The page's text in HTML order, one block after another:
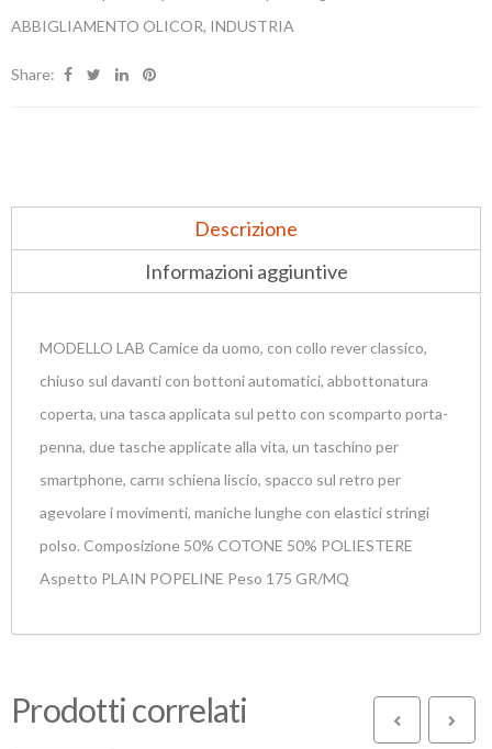
ABBIGLIAMENTO OLICOR, INDUSTRIA
Share:
Descrizione
Informazioni aggiuntive
MODELLO LAB Camice da uomo, con collo rever classico,
chiuso sul davanti con bottoni automatici, abbottonatura
coperta, una tasca applicata sul petto con scomparto porta-
penna, due tasche applicate alla vita, un taschino per
smartphone, carrи schiena liscio, spacco sul retro per
agevolare i movimenti, maniche lunghe con elastici stringi
polso. Composizione 50% COTONE 50% POLIESTERE
Aspetto PLAIN POPELINE Peso 175 GR/MQ
Prodotti correlati